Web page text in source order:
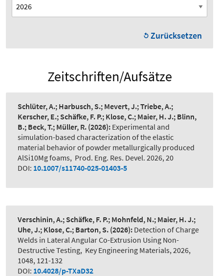
Zurücksetzen
Zeitschriften/Aufsätze
Schlüter, A.; Harbusch, S.; Mevert, J.; Triebe, A.;
Kerscher, E.; Schäfke, F. P.; Klose, C.; Maier, H. J.; Blinn,
B.; Beck, T.; Müller, R. (2026): Experimental and
simulation-based characterization of the elastic
material behavior of powder metallurgically produced
AlSi10Mg foams, Prod. Eng. Res. Devel. 2026, 20
DOI: 10.1007/s11740-025-01403-5
Verschinin, A.; Schäfke, F. P.; Mohnfeld, N.; Maier, H. J.;
Uhe, J.; Klose, C.; Barton, S. (2026): Detection of Charge
Welds in Lateral Angular Co-Extrusion Using Non-
Destructive Testing, Key Engineering Materials, 2026,
1048, 121-132
DOI: 10.4028/p-TXaD32